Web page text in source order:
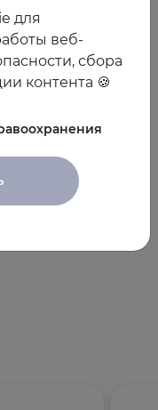
Al Rumaihi,
Prof Peter A
для
веб-
сбора
контента 🍪